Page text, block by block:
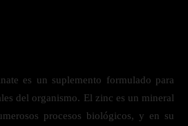
es un suplemento formulado para
del organismo. El zinc es un mineral
procesos biológicos, y en su